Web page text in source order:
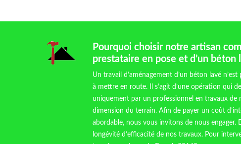
Pourquoi choisir notre artisan
prestataire en pose et d’un béton
Un travail d’aménagement d’un béton lavé
à mettre en route. Il s’agit d’une opération qui
uniquement par un professionnel en travaux de
dimension du terrain. Afin de payer un coût
abordable, nous vous invitons de nous engager.
longévité d’efficacité de nos travaux. Pour